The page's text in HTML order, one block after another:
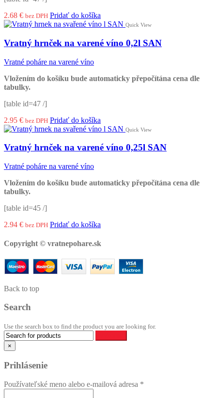
2.68 € bez DPH Pridať do košíka
Quick View
Vratný hrnček na varené víno 0,2l SAN
Vratné poháre na varené víno
Vložením do košíku bude automaticky přepočítána cena dle
tabulky.
[table id=47 /]
2.95 € bez DPH Pridať do košíka
Quick View
Vratný hrnček na varené víno 0,25l SAN
Vratné poháre na varené víno
Vložením do košíku bude automaticky přepočítána cena dle
tabulky.
[table id=45 /]
2.94 € bez DPH Pridať do košíka
Copyright © vratnepohare.sk
Back to top
Search
Use the search box to find the product you are looking for.
×
Prihlásenie
Používateľské meno alebo e-mailová adresa *